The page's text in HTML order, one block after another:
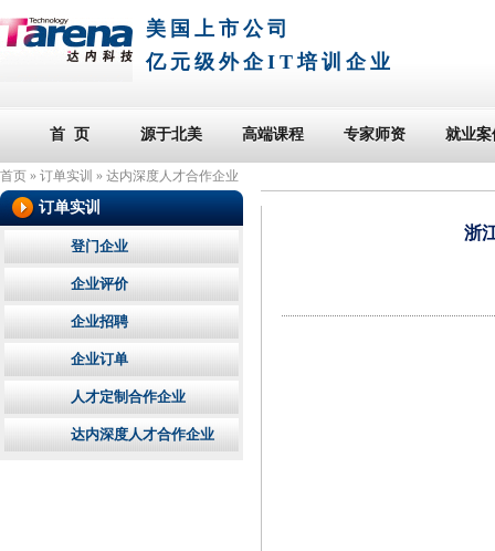
美国上市公司
亿元级外企IT培训企业
首 页 源于北美 高端课程 专家师资 就业案
首页 » 订单实训 » 达内深度人才合作企业
浙
订单实训
登门企业
企业评价
企业招聘
企业订单
人才定制合作企业
达内深度人才合作企业